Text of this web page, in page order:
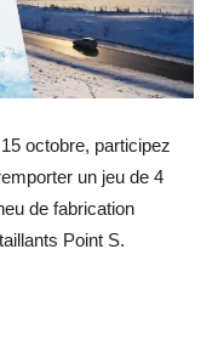
octobre, participez
un jeu de 4
de fabrication
Point S.